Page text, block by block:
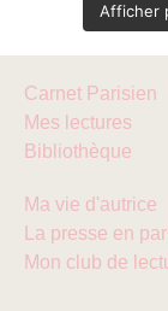
Afficher
Carnet Parisien
Mes lectures
Bibliothèque
Ma vie d'autrice
La presse en
Mon club de